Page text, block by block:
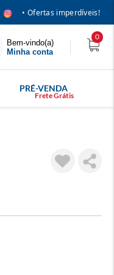
• Ofertas imperdíveis!
Bem-vindo(a)
Minha conta
0
PRÉ-VENDA